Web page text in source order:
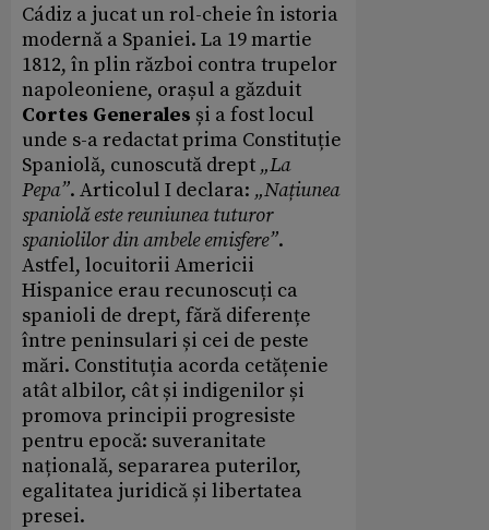
Cádiz a jucat un rol-cheie în istoria
modernă a Spaniei. La 19 martie
1812, în plin război contra trupelor
napoleoniene, orașul a găzduit
Cortes Generales și a fost locul
unde s-a redactat prima Constituție
Spaniolă, cunoscută drept „La
Pepa”. Articolul I declara: „Națiunea
spaniolă este reuniunea tuturor
spaniolilor din ambele emisfere”.
Astfel, locuitorii Americii
Hispanice erau recunoscuți ca
spanioli de drept, fără diferențe
între peninsulari și cei de peste
mări. Constituția acorda cetățenie
atât albilor, cât și indigenilor și
promova principii progresiste
pentru epocă: suveranitate
națională, separarea puterilor,
egalitatea juridică și libertatea
presei.